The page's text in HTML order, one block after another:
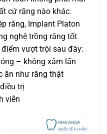
cứ răng nào khác.
răng, Implant Platon
nghệ trồng răng tốt
vượt trội sau đây:
– không xâm lấn
ăn như răng thật
trị
viễn